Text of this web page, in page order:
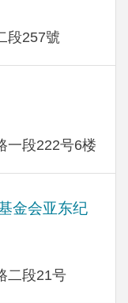
段257號
一段222号6楼
金会亚东纪
二段21号